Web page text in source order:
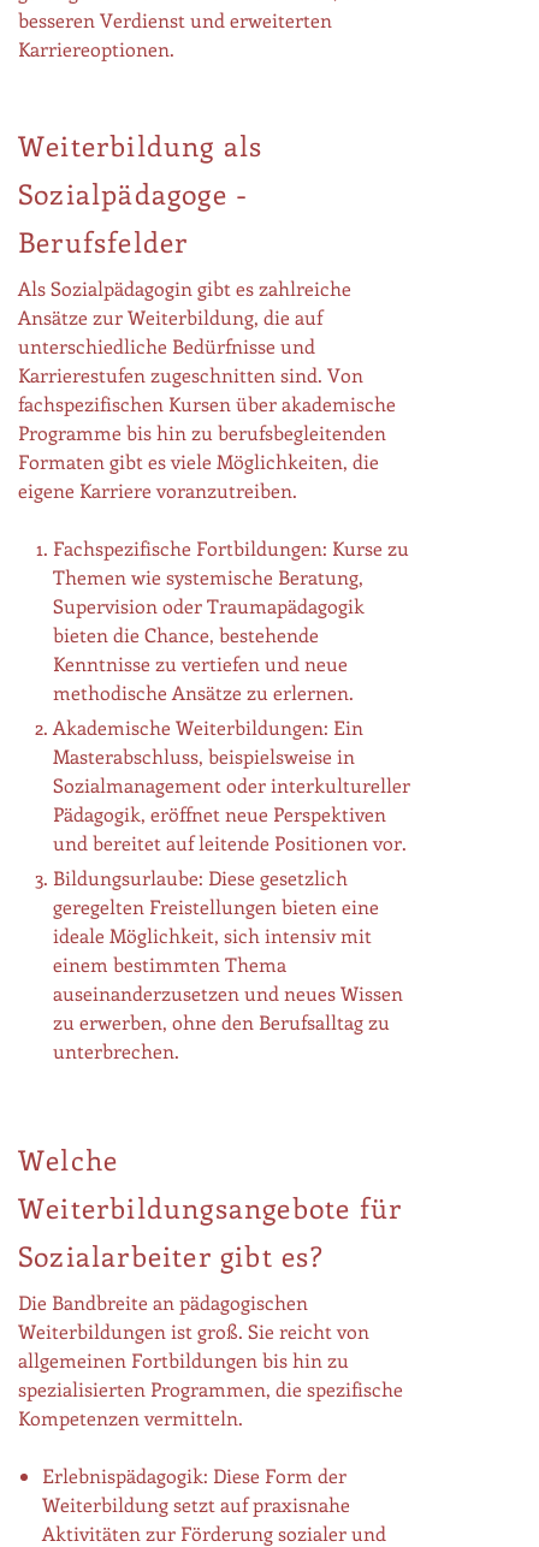
besseren Verdienst und erweiterten
Karriereoptionen.
Weiterbildung als
Sozialpädagoge -
Berufsfelder
Als Sozialpädagogin gibt es zahlreiche
Ansätze zur Weiterbildung, die auf
unterschiedliche Bedürfnisse und
Karrierestufen zugeschnitten sind. Von
fachspezifischen Kursen über akademische
Programme bis hin zu berufsbegleitenden
Formaten gibt es viele Möglichkeiten, die
eigene Karriere voranzutreiben.
Fachspezifische Fortbildungen: Kurse zu
Themen wie systemische Beratung,
Supervision oder Traumapädagogik
bieten die Chance, bestehende
Kenntnisse zu vertiefen und neue
methodische Ansätze zu erlernen.
Akademische Weiterbildungen: Ein
Masterabschluss, beispielsweise in
Sozialmanagement oder interkultureller
Pädagogik, eröffnet neue Perspektiven
und bereitet auf leitende Positionen vor.
Bildungsurlaube: Diese gesetzlich
geregelten Freistellungen bieten eine
ideale Möglichkeit, sich intensiv mit
einem bestimmten Thema
auseinanderzusetzen und neues Wissen
zu erwerben, ohne den Berufsalltag zu
unterbrechen.
Welche
Weiterbildungsangebote für
Sozialarbeiter gibt es?
Die Bandbreite an pädagogischen
Weiterbildungen ist groß. Sie reicht von
allgemeinen Fortbildungen bis hin zu
spezialisierten Programmen, die spezifische
Kompetenzen vermitteln.
Erlebnispädagogik: Diese Form der
Weiterbildung setzt auf praxisnahe
Aktivitäten zur Förderung sozialer und